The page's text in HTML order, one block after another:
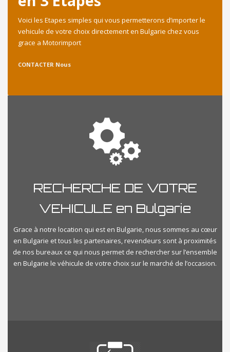
Voici les Etapes simples qui vous permetterons d’importer le
vehicule de votre choix directement en Bulgarie chez vous
grace a Motorimport
CONTACTER Nous
RECHERCHE DE VOTRE
VEHICULE en Bulgarie
Grace à notre location qui est en Bulgarie, nous sommes au cœur
en Bulgarie et tous les partenaires, revendeurs sont à proximités
de nos bureaux ce qui nous permet de rechercher sur l’ensemble
en Bulgarie le véhicule de votre choix sur le marché de l’occasion.